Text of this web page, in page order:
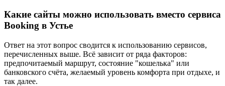
Какие сайты можно использовать вместо сервиса
Booking в Устье
Ответ на этот вопрос сводится к использованию сервисов,
перечисленных выше. Всё зависит от ряда факторов:
предпочитаемый маршрут, состояние "кошелька" или
банковского счёта, желаемый уровень комфорта при отдыхе, и
так далее.